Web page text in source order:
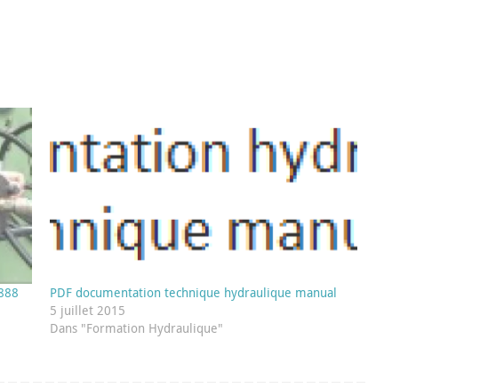
PDF documentation technique hydraulique manual
5 juillet 2015
Dans "Formation Hydraulique"